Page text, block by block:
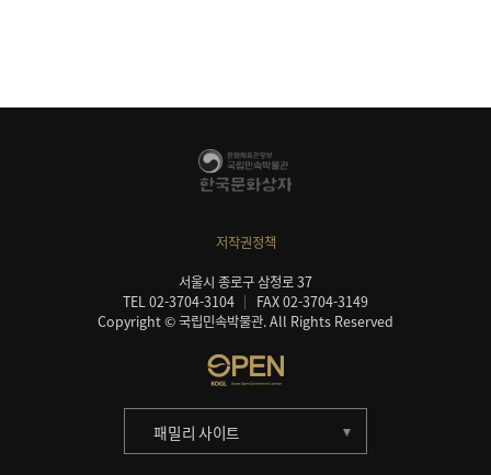
저작권정책
서울시 종로구 삼청로 37
TEL 02-3704-3104
FAX 02-3704-3149
Copyright © 국립민속박물관. All Rights Reserved
패밀리 사이트